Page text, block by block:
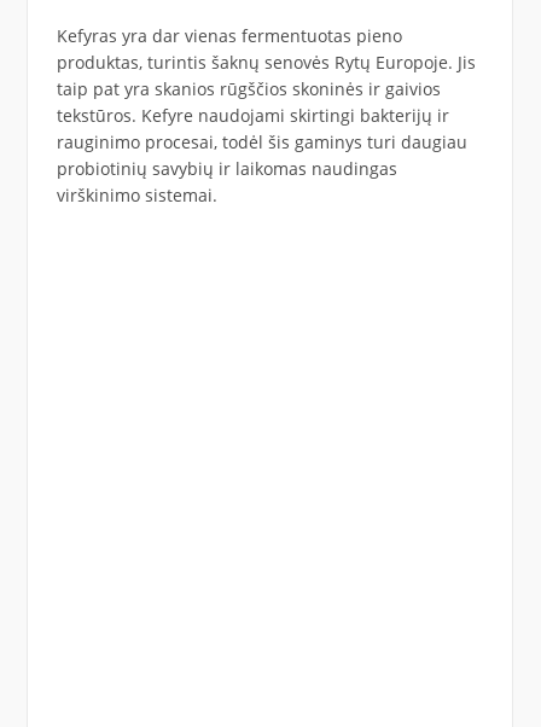
Kefyras yra dar vienas fermentuotas pieno
produktas, turintis šaknų senovės Rytų Europoje. Jis
taip pat yra skanios rūgščios skoninės ir gaivios
tekstūros. Kefyre naudojami skirtingi bakterijų ir
rauginimo procesai, todėl šis gaminys turi daugiau
probiotinių savybių ir laikomas naudingas
virškinimo sistemai.